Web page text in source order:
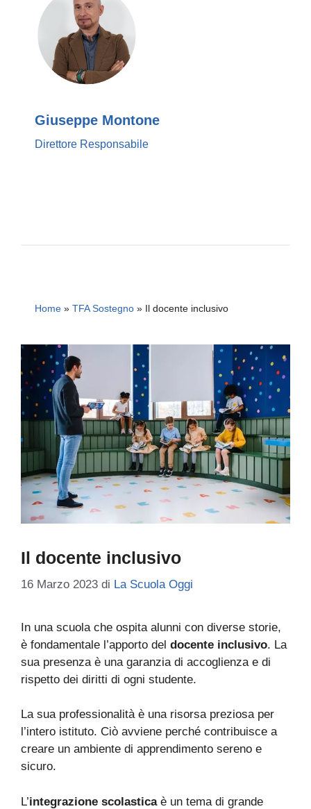
Giuseppe Montone
Direttore Responsabile
Home » TFA Sostegno » Il docente inclusivo
Il docente inclusivo
16 Marzo 2023 di La Scuola Oggi
In una scuola che ospita alunni con diverse storie,
è fondamentale l’apporto del docente inclusivo. La
sua presenza è una garanzia di accoglienza e di
rispetto dei diritti di ogni studente.
La sua professionalità è una risorsa preziosa per
l’intero istituto. Ciò avviene perché contribuisce a
creare un ambiente di apprendimento sereno e
sicuro.
L’integrazione scolasticaè un tema di grande